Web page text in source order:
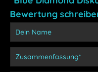
Bewertung